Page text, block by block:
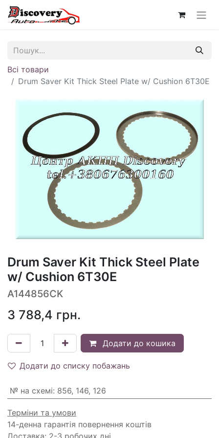
Всі товари
Drum Saver Kit Thick Steel Plate w/ Cushion 6T30E
Drum Saver Kit Thick Steel Plate
w/ Cushion 6T30E
A144856CK
3 788,4 грн.
Додати до кошика
Додати до списку побажань
№ на схемі: 856, 146, 126
Терміни та умови
14-денна гарантія повернення коштів